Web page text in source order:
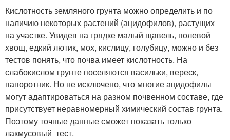
Кислотность земляного грунта можно определить и по
наличию некоторых растений (ацидофилов), растущих
на участке. Увидев на грядке малый щавель, полевой
хвощ, едкий лютик, мох, кислицу, голубицу, можно и без
тестов понять, что почва имеет кислотность. На
слабокислом грунте поселяются васильки, вереск,
папоротник. Но не исключено, что многие ацидофилы
могут адаптироваться на разном почвенном составе, где
присутствует неравномерный химический состав грунта.
Поэтому точные данные сможет показать только
лакмусовый тест.